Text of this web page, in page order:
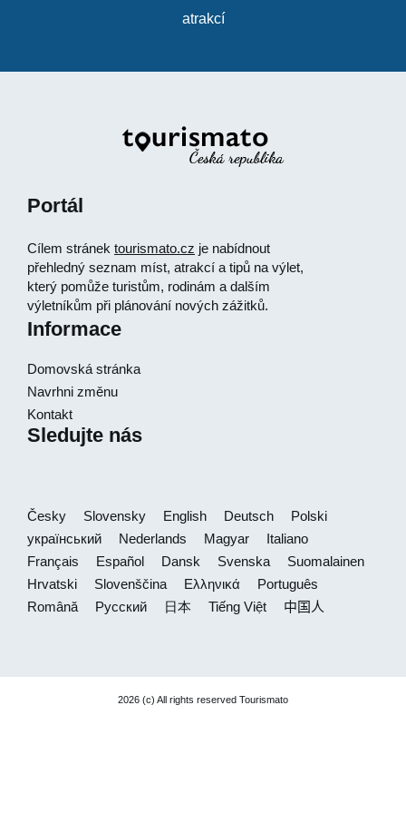
atrakcí
Portál
Cílem stránek tourismato.cz je nabídnout
přehledný seznam míst, atrakcí a tipů na výlet,
který pomůže turistům, rodinám a dalším
výletníkům při plánování nových zážitků.
Informace
Domovská stránka
Navrhni změnu
Kontakt
Sledujte nás
Česky Slovensky English Deutsch
Polski
український
Nederlands Magyar
Italiano
Français
Español Dansk Svenska
Suomalainen
Hrvatski
Slovenščina Ελληνικά
Português
Română
Русский 日本 Tiếng Việt 中国人
2026 (c) All rights reserved Tourismato